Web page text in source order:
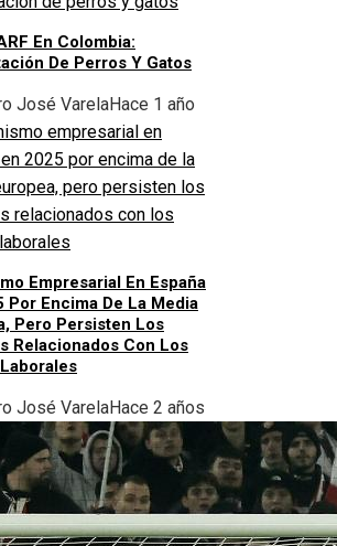
En Colombia:
De Perros Y Gatos
José VarelaHace 1 año
Empresarial En España
Por Encima De La Media
Pero Persisten Los
Relacionados Con Los
José VarelaHace 2 años